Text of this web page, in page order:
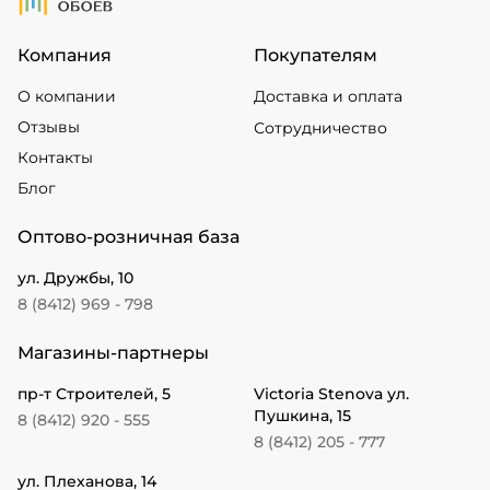
Компания
О компании
Отзывы
Контакты
Блог
Покупателям
Доставка и оплата
Сотрудничество
Оптово-розничная база
ул. Дружбы, 10
8 (8412) 969 - 798
Магазины-партнеры
пр-т Строителей, 5
8 (8412) 920 - 555
Victoria Stenova ул.
Пушкина, 15
8 (8412) 205 - 777
ул. Плеханова, 14